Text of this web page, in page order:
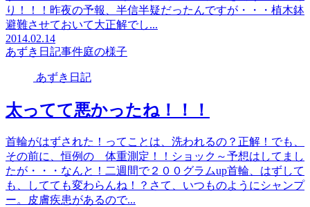
り！！！昨夜の予報、半信半疑だったんですが・・・植木鉢
避難させておいて大正解でし...
2014.02.14
あずき日記事件庭の様子
あずき日記
太ってて悪かったね！！！
首輪がはずされた！ってことは、洗われるの？正解！でも、
その前に、恒例の 体重測定！！ショック～予想はしてまし
たが・・・なんと！二週間で２００グラムup首輪、はずして
も、してても変わらんね！？さて、いつものようにシャンプ
ー。皮膚疾患があるので...